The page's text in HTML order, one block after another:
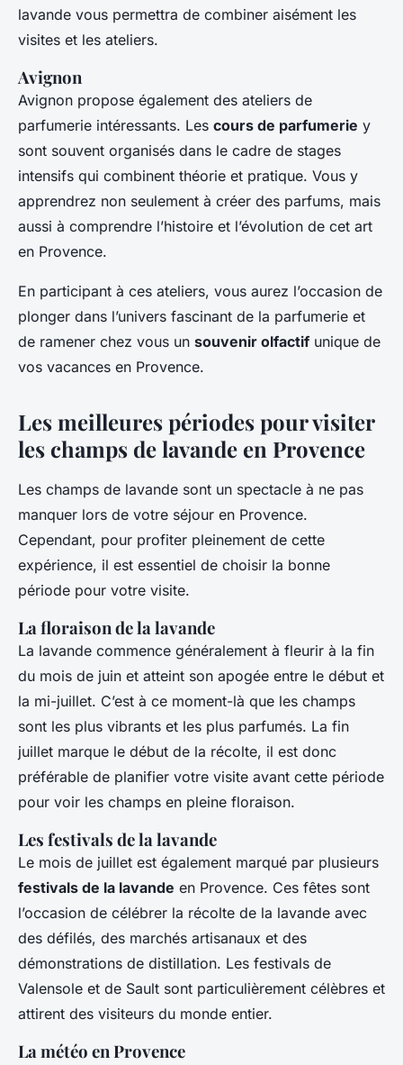
lavande vous permettra de combiner aisément les
visites et les ateliers.
Avignon
Avignon propose également des ateliers de
parfumerie intéressants. Les cours de parfumerie y
sont souvent organisés dans le cadre de stages
intensifs qui combinent théorie et pratique. Vous y
apprendrez non seulement à créer des parfums, mais
aussi à comprendre l’histoire et l’évolution de cet art
en Provence.
En participant à ces ateliers, vous aurez l’occasion de
plonger dans l’univers fascinant de la parfumerie et
de ramener chez vous un souvenir olfactif unique de
vos vacances en Provence.
Les meilleures périodes pour visiter
les champs de lavande en Provence
Les champs de lavande sont un spectacle à ne pas
manquer lors de votre séjour en Provence.
Cependant, pour profiter pleinement de cette
expérience, il est essentiel de choisir la bonne
période pour votre visite.
La floraison de la lavande
La lavande commence généralement à fleurir à la fin
du mois de juin et atteint son apogée entre le début et
la mi-juillet. C’est à ce moment-là que les champs
sont les plus vibrants et les plus parfumés. La fin
juillet marque le début de la récolte, il est donc
préférable de planifier votre visite avant cette période
pour voir les champs en pleine floraison.
Les festivals de la lavande
Le mois de juillet est également marqué par plusieurs
festivals de la lavande en Provence. Ces fêtes sont
l’occasion de célébrer la récolte de la lavande avec
des défilés, des marchés artisanaux et des
démonstrations de distillation. Les festivals de
Valensole et de Sault sont particulièrement célèbres et
attirent des visiteurs du monde entier.
La météo en Provence